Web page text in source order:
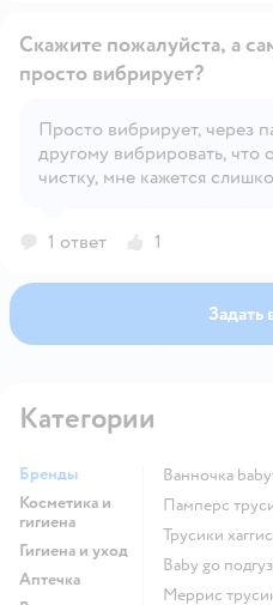
Скажите пожалуйста, а
просто вибрирует?
Просто вибрирует, через
другому вибрировать, что
чистку, мне кажется
1 ответ 1
Задать
Категории
Бренды
Косметика и
гигиена
Гигиена и уход
Аптечка
ванночка
памперс
трусики хаггис
baby go
меррис